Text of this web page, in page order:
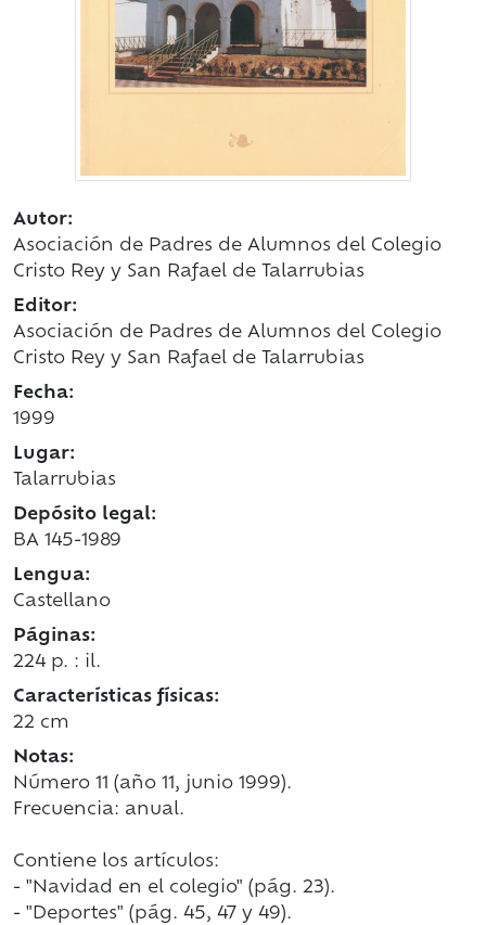
Autor:
Asociación de Padres de Alumnos del Colegio
Cristo Rey y San Rafael de Talarrubias
Editor:
Asociación de Padres de Alumnos del Colegio
Cristo Rey y San Rafael de Talarrubias
Fecha:
1999
Lugar:
Talarrubias
Depósito legal:
BA 145-1989
Lengua:
Castellano
Páginas:
224 p. : il.
Características físicas:
22 cm
Notas:
Número 11 (año 11, junio 1999).
Frecuencia: anual.
Contiene los artículos:
- "Navidad en el colegio" (pág. 23).
- "Deportes" (pág. 45, 47 y 49).